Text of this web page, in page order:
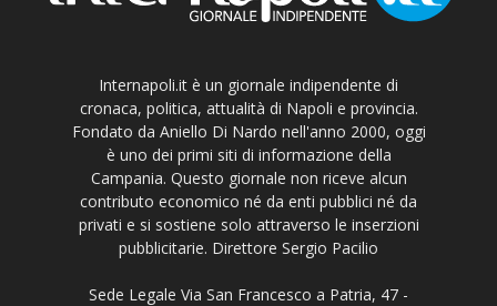
Internapoli.it è un giornale indipendente di
cronaca, politica, attualità di Napoli e provincia.
Fondato da Aniello Di Nardo nell'anno 2000, oggi
è uno dei primi siti di informazione della
Campania. Questo giornale non riceve alcun
contributo economico né da enti pubblici né da
privati e si sostiene solo attraverso le inserzioni
pubblicitarie. Direttore Sergio Pacilio
Sede Legale Via San Francesco a Patria, 47 -